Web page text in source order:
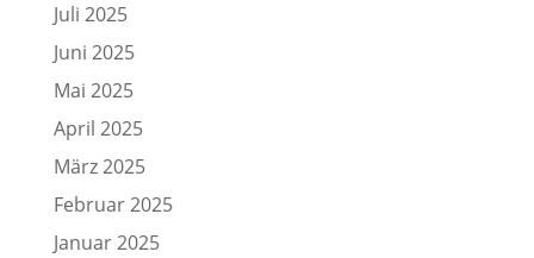
Juli 2025
Juni 2025
Mai 2025
April 2025
März 2025
Februar 2025
Januar 2025